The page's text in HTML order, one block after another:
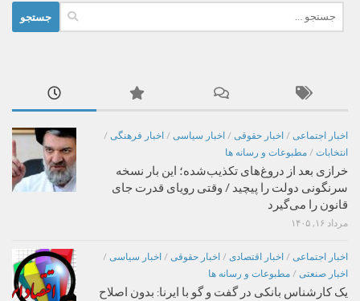
برای:
اخبار اجتماعی / اخبار حقوقی / اخبار سیاسی / اخبار فرهنگی /
انتخابات / مطبوعات و رسانه ها
خرازی بعد از دروغ‌های تکذیب‌شده؛ این بار نسخه
سرنگونی دولت را پیچید / وقتی رویای قدرت جای
قانون را می‌گیرد
مرداد ۱۶, ۱۴۰۵
اخبار اجتماعی / اخبار اقتصادی / اخبار حقوقی / اخبار سیاسی /
اخبار صنعتی / مطبوعات و رسانه ها
یک کارشناس بانکی در گفت و گو با ایرنا: بدون اصلاح